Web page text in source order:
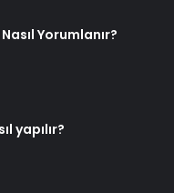
Yorumlanır?
yapılır?